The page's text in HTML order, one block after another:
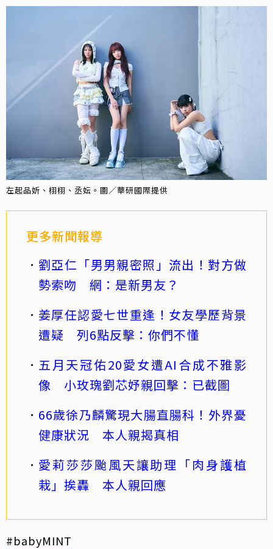
左起品妡、栩栩、丞妘。圖／華研國際提供
更多新聞報導
劉亞仁「男男親密照」流出！對方做
勢索吻 網：是新男友？
姜厚任認愛七世重逢！女友學歷背景
遭疑 列6點反擊：你們不懂
五月天冠佑20愛女遭AI合成不雅影
像 小玫瑰劉芯妤親回擊：已截圖
66歲徐乃麟驚現大腸直腸科！外界憂
健康狀況 本人親揭真相
愛莉莎莎颱風天讓助理「肉身護植
栽」挨轟 本人親回應
#babyMINT